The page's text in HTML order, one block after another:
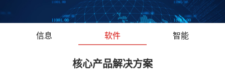
信息 软件 智能
核心产品解决方案